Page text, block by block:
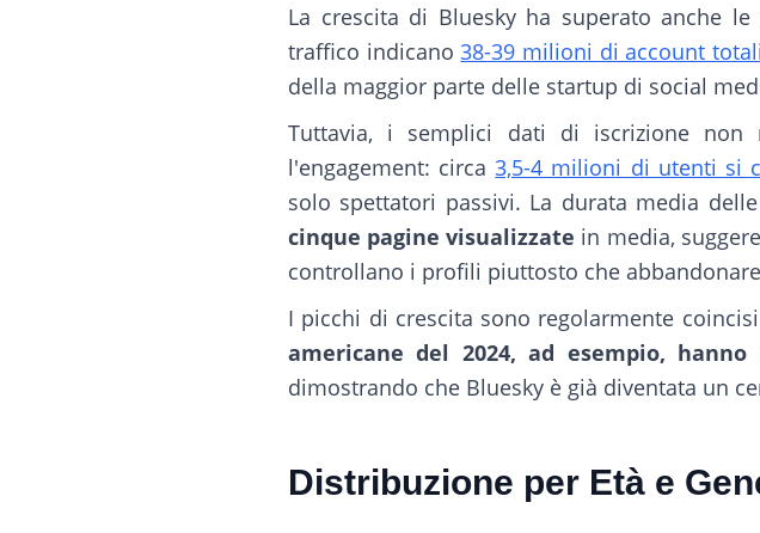
La crescita di Bluesky ha superato anche
traffico indicano38-39 milioni di account totali
della maggior parte delle startup di social
Tuttavia, i semplici dati di iscrizione
l'engagement: circa3,5-4 milioni di utenti si
solo spettatori passivi. La durata media
cinque pagine visualizzate in media,
controllano i profili piuttosto che
I picchi di crescita sono regolarmente
americane del 2024, ad esempio,
dimostrando che Bluesky è già diventata un
Distribuzione per Età e